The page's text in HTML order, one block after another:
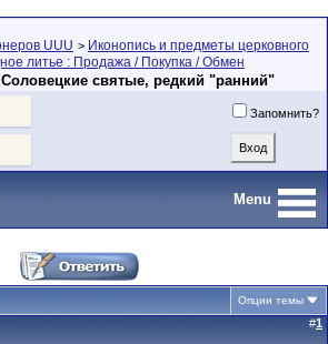
UUU > Иконопись и предметы церковного
литье : Продажа / Покупка / Обмен
святые, редкий "ранний"
Запомнить?
Menu
Опции темы
#1